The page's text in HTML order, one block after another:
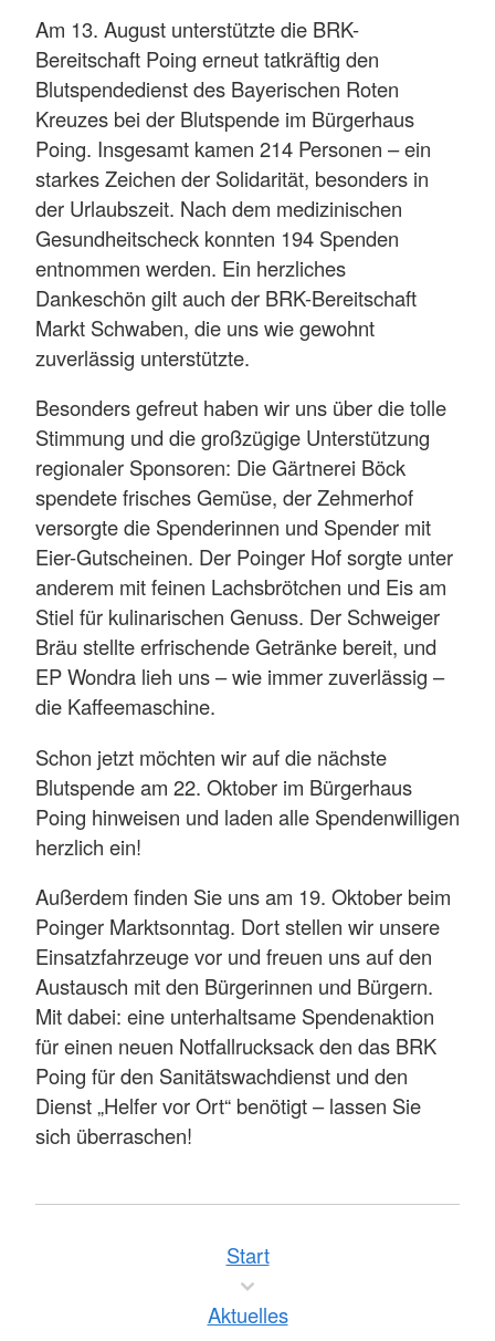
Am 13. August unterstützte die BRK-
Bereitschaft Poing erneut tatkräftig den
Blutspendedienst des Bayerischen Roten
Kreuzes bei der Blutspende im Bürgerhaus
Poing. Insgesamt kamen 214 Personen – ein
starkes Zeichen der Solidarität, besonders in
der Urlaubszeit. Nach dem medizinischen
Gesundheitscheck konnten 194 Spenden
entnommen werden. Ein herzliches
Dankeschön gilt auch der BRK-Bereitschaft
Markt Schwaben, die uns wie gewohnt
zuverlässig unterstützte.
Besonders gefreut haben wir uns über die tolle
Stimmung und die großzügige Unterstützung
regionaler Sponsoren: Die Gärtnerei Böck
spendete frisches Gemüse, der Zehmerhof
versorgte die Spenderinnen und Spender mit
Eier-Gutscheinen. Der Poinger Hof sorgte unter
anderem mit feinen Lachsbrötchen und Eis am
Stiel für kulinarischen Genuss. Der Schweiger
Bräu stellte erfrischende Getränke bereit, und
EP Wondra lieh uns – wie immer zuverlässig –
die Kaffeemaschine.
Schon jetzt möchten wir auf die nächste
Blutspende am 22. Oktober im Bürgerhaus
Poing hinweisen und laden alle Spendenwilligen
herzlich ein!
Außerdem finden Sie uns am 19. Oktober beim
Poinger Marktsonntag. Dort stellen wir unsere
Einsatzfahrzeuge vor und freuen uns auf den
Austausch mit den Bürgerinnen und Bürgern.
Mit dabei: eine unterhaltsame Spendenaktion
für einen neuen Notfallrucksack den das BRK
Poing für den Sanitätswachdienst und den
Dienst „Helfer vor Ort“ benötigt – lassen Sie
sich überraschen!
Start
Aktuelles